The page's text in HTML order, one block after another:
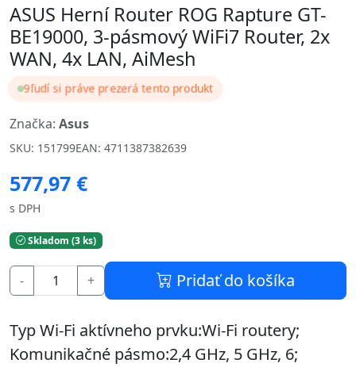
ASUS Herní Router ROG Rapture GT-
BE19000, 3-pásmový WiFi7 Router, 2x
WAN, 4x LAN, AiMesh
9ľudí si práve prezerá tento produkt
Značka: Asus
SKU: 151799EAN: 4711387382639
577,97 €
s DPH
Skladom (3 ks)
- + Pridať do košíka
Typ Wi-Fi aktívneho prvku:Wi-Fi routery;
Komunikačné pásmo:2,4 GHz, 5 GHz, 6;